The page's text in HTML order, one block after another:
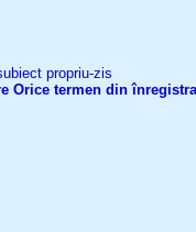
propriu-zis
Orice termen din